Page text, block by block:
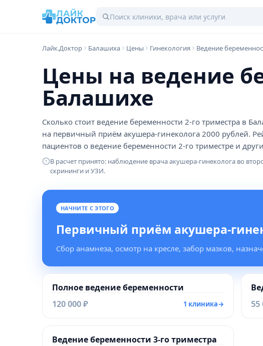
Лайк.Доктор Балашиха Цены Гинекология Ведение
Цены на ведение
Балашихе
Сколько стоит ведение беременности 2-го триместра в
на первичный приём акушера-гинеколога 2000 рублей.
пациентов о ведение беременности 2-го триместре и
В расчет принято: наблюдение врача акушера-гинеколога во
скрининги и УЗИ.
НАЧНИТЕ С ЭТОГО
Первичный приём акушера-
Сбор анамнеза, осмотр на кресле, забор мазков,
Полное ведение беременности
120 000 ₽ 1 клиника→ 55
Ведение беременности 3-го триместра